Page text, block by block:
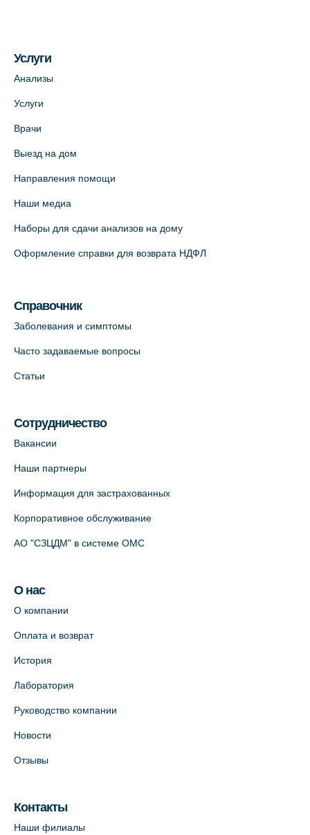
Услуги
Анализы
Услуги
Врачи
Выезд на дом
Направления помощи
Наши медиа
Наборы для сдачи анализов на дому
Оформление справки для возврата НДФЛ
Справочник
Заболевания и симптомы
Часто задаваемые вопросы
Статьи
Сотрудничество
Вакансии
Наши партнеры
Информация для застрахованных
Корпоративное обслуживание
АО "СЗЦДМ" в системе ОМС
О нас
О компании
Оплата и возврат
История
Лаборатория
Руководство компании
Новости
Отзывы
Контакты
Наши филиалы